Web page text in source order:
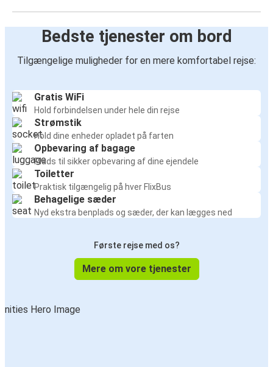
Bedste tjenester om bord
Tilgængelige muligheder for en mere komfortabel rejse:
Gratis WiFi
Hold forbindelsen under hele din rejse
Strømstik
Hold dine enheder opladet på farten
Opbevaring af bagage
Plads til sikker opbevaring af dine ejendele
Toiletter
Praktisk tilgængelig på hver FlixBus
Behagelige sæder
Nyd ekstra benplads og sæder, der kan lægges ned
Første rejse med os?
Mere om vore tjenester